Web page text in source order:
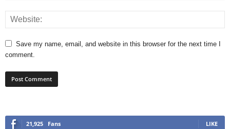
Save my name, email, and website in this browser for the next time I
comment.
21,925 Fans LIKE